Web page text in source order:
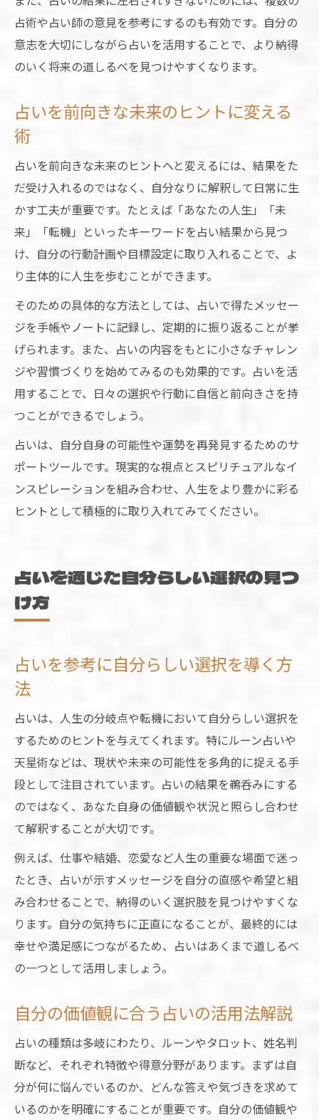
占術や占い師の意見を参考にするのも有効です。自分の
意志を大切にしながら占いを活用することで、より納得
のいく将来の道しるべを見つけやすくなります。
占いを前向きな未来のヒントに変える
術
占いを前向きな未来のヒントへと変えるには、結果をた
だ受け入れるのではなく、自分なりに解釈して日常に生
かす工夫が重要です。たとえば「あなたの人生」「未
来」「転機」といったキーワードを占い結果から見つ
け、自分の行動計画や目標設定に取り入れることで、よ
り主体的に人生を歩むことができます。
そのための具体的な方法としては、占いで得たメッセー
ジを手帳やノートに記録し、定期的に振り返ることが挙
げられます。また、占いの内容をもとに小さなチャレン
ジや習慣づくりを始めてみるのも効果的です。占いを活
用することで、日々の選択や行動に自信と前向きさを持
つことができるでしょう。
占いは、自分自身の可能性や運勢を再発見するためのサ
ポートツールです。現実的な視点とスピリチュアルなイ
ンスピレーションを組み合わせ、人生をより豊かに彩る
ヒントとして積極的に取り入れてみてください。
占いを通じた自分らしい選択の見つ
け方
占いを参考に自分らしい選択を導く方
法
占いは、人生の分岐点や転機において自分らしい選択を
するためのヒントを与えてくれます。特にルーン占いや
天星術などは、現状や未来の可能性を多角的に捉える手
段として注目されています。占いの結果を鵜呑みにする
のではなく、あなた自身の価値観や状況と照らし合わせ
て解釈することが大切です。
例えば、仕事や結婚、恋愛など人生の重要な場面で迷っ
たとき、占いが示すメッセージを自分の直感や希望と組
み合わせることで、納得のいく選択肢を見つけやすくな
ります。自分の気持ちに正直になることが、最終的には
幸せや満足感につながるため、占いはあくまで道しるべ
の一つとして活用しましょう。
自分の価値観に合う占いの活用法解説
占いの種類は多岐にわたり、ルーンやタロット、姓名判
断など、それぞれ特徴や得意分野があります。まずは自
分が何に悩んでいるのか、どんな答えや気づきを求めて
いるのかを明確にすることが重要です。自分の価値観や